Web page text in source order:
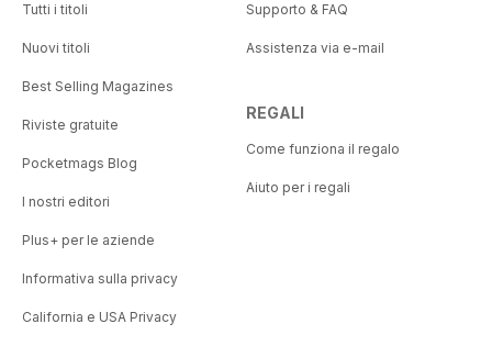
Tutti i titoli
Nuovi titoli
Best Selling Magazines
Riviste gratuite
Pocketmags Blog
I nostri editori
Plus+ per le aziende
Informativa sulla privacy
California e USA Privacy
Supporto & FAQ
Assistenza via e-mail
REGALI
Come funziona il regalo
Aiuto per i regali